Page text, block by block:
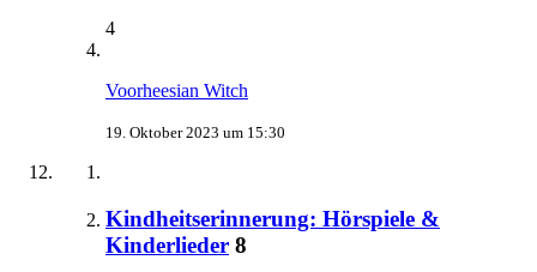
4
Voorheesian Witch
19. Oktober 2023 um 15:30
Kindheitserinnerung: Hörspiele &
Kinderlieder 8